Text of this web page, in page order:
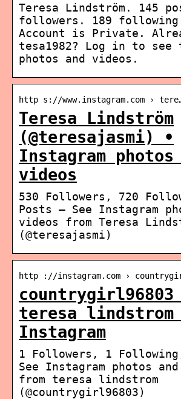
Teresa Lindström. 145
followers. 189
Account is Private.
tesa1982? Log in to
photos and videos.
http s://www.instagram.com ›
Teresa Lindström
(@teresajasmi) •
Instagram photos
videos
530 Followers, 720
Posts – See Instagram
videos from Teresa
(@teresajasmi)
http ://instagram.com ›
countrygirl96803
teresa lindstrom
Instagram
1 Followers, 1
See Instagram photos
from teresa lindstrom
(@countrygirl96803)